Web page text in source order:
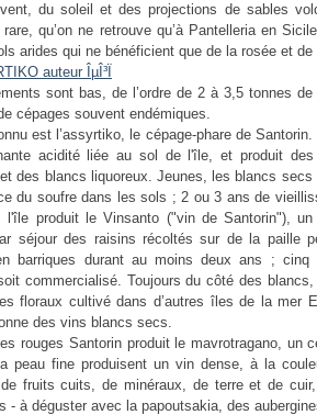
du soleil et des projections de sables
rare, qu’on ne retrouve qu’à Pantelleria en
arides qui ne bénéficient que de la rosée et de
sont bas, de l’ordre de 2 à 3,5 tonnes
cépages souvent endémiques.
est l’assyrtiko, le cépage-phare de
acidité liée au sol de l'île, et produit
des blancs liquoreux. Jeunes, les blancs
du soufre dans les sols ; 2 ou 3 ans de
l'île produit le Vinsanto ("vin de Santorin"),
séjour des raisins récoltés sur de la paille
barriques durant au moins deux ans ;
commercialisé. Toujours du côté des
floraux cultivé dans d’autres îles de la mer
des vins blancs secs.
rouges Santorin produit le mavrotragano, un
peau fine produisent un vin dense, à la
de fruits cuits, de minéraux, de terre et de
- à déguster avec la papoutsakia, des